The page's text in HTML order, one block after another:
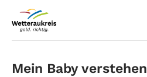
Mein Baby verstehen